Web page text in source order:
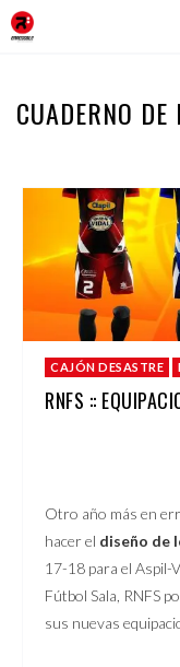
CUADERNO DE
CAJÓN DESASTRE
RNFS ::
Otro año más en
hacer el diseño de
17-18 para el Aspil-
Fútbol Sala, RNFS
sus nuevas